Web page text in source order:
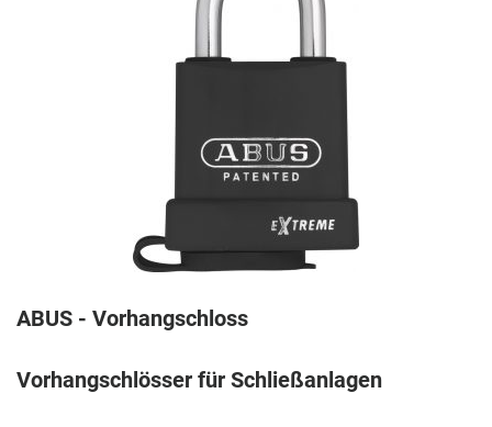
ABUS - Vorhangschloss
Vorhangschlösser für Schließanlagen